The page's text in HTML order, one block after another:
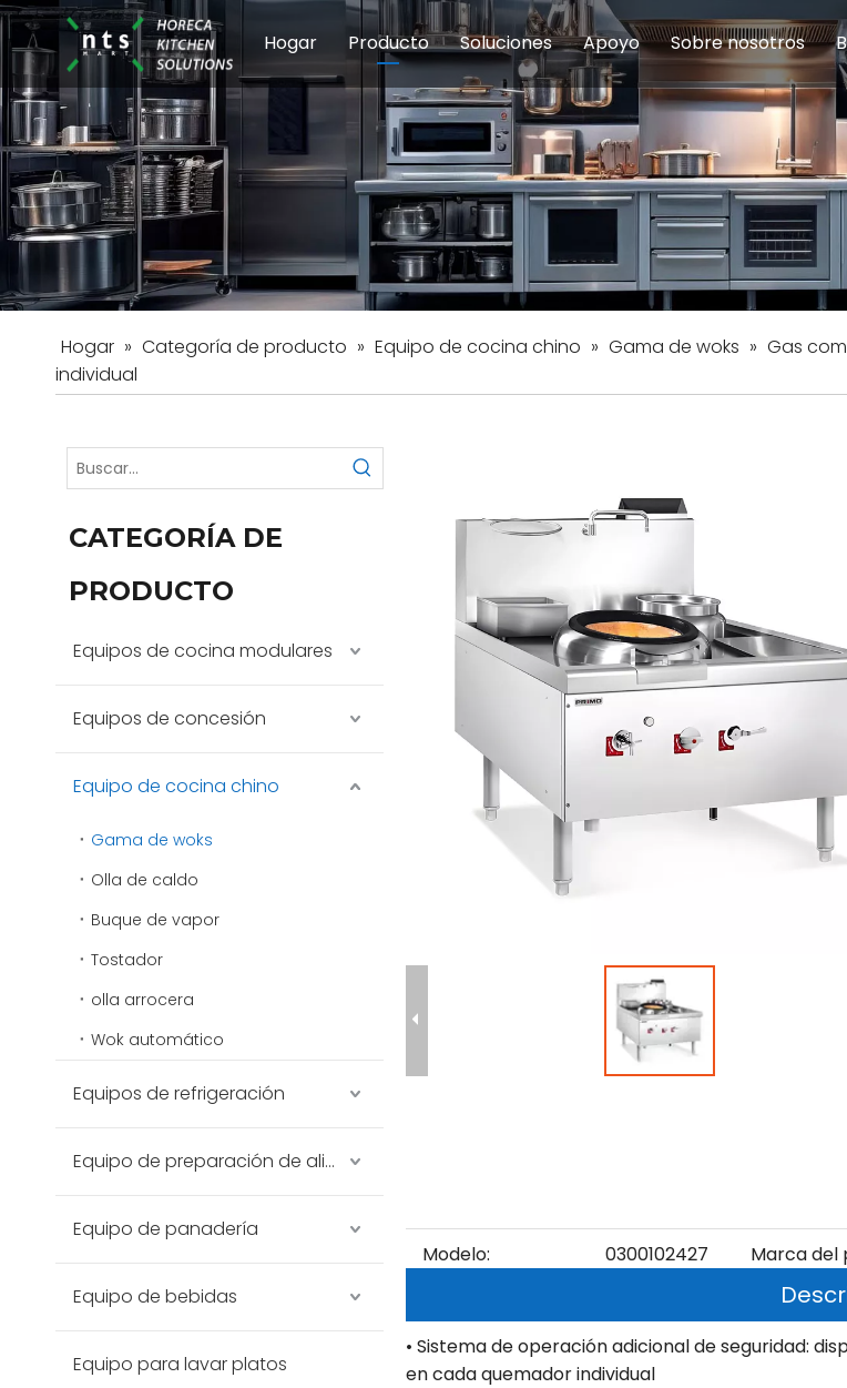
Hogar Producto
Equipos de cocina modulares Equipos de Concesión
Equipo de preparación de alimentosEquipo de panadería
Soluciones
Escuelas y educación Comedor
Hoteles
Apoyo
Servicio
Sobre nosotros
Introducción de la
Hogar » Categoría de producto » Equipo de cocina chino » Gama de woks » Gas
individual
CATEGORÍA DE
PRODUCTO
Equipos de cocina modulares
Equipos de concesión
Equipo de cocina chino
Gama de woks
Olla de caldo
Buque de vapor
Tostador
olla arrocera
Wok automático
Equipos de refrigeración
Equipo de preparación de alimentos
Equipo de panadería
Equipo de bebidas
Equipo para lavar platos
Modelo: 0300102427 Marca del
• Sistema de operación adicional de seguridad:
en cada quemador individual